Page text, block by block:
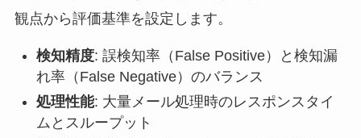
観点から評価基準を設定します。
検知精度: 誤検知率（False Positive）と検知漏
れ率（False Negative）のバランス
処理性能: 大量メール処理時のレスポンスタイ
ムとスループット